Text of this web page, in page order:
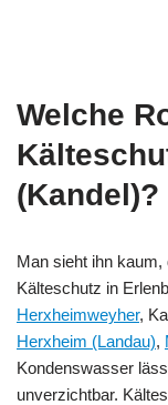
Welche
(Kandel)?
Man sieht ihn
Kälteschutz in
Herxheimweyher,
Herxheim (Landau),
Kondenswasser
unverzichtbar.